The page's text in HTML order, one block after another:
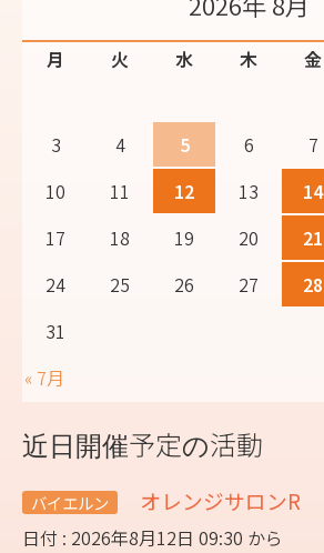
月 火 水 木 金
3
4 5 6 7
10
11 12 13 14
17
18 19 20 21
24
25 26 27 28
31
« 7月
近日開催予定の活動
バイエルン オレンジサロンR
日付 : 2026年8月12日 09:30 から